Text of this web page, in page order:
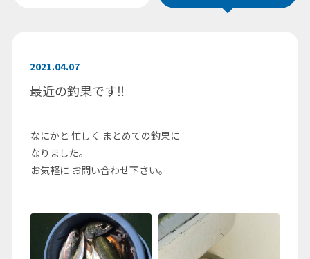
2021.04.07
最近の釣果です‼️
なにかと 忙しく まとめての釣果に
なりました。
お気軽に お問い合わせ下さい。